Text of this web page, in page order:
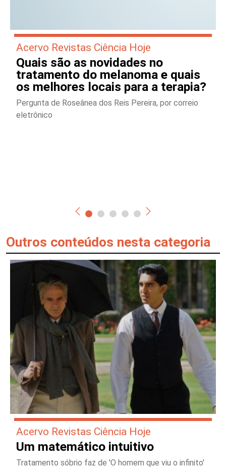
Acervo Revistas Ciência Hoje
Quais são as novidades no
tratamento do melanoma e quais
os melhores locais para a terapia?
Pergunta de Roseânea dos Reis Pereira, por correio
eletrônico
Outros conteúdos nesta categoria
Acervo Revistas Ciência Hoje
Um matemático intuitivo
Tratamento sóbrio faz de 'O homem que viu o infinito'